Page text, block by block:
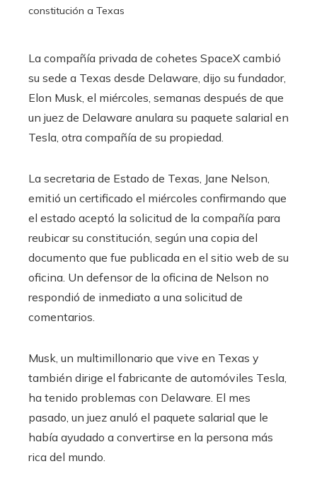
constitución a Texas
La compañía privada de cohetes SpaceX cambió
su sede a Texas desde Delaware, dijo su fundador,
Elon Musk, el miércoles, semanas después de que
un juez de Delaware anulara su paquete salarial en
Tesla, otra compañía de su propiedad.
La secretaria de Estado de Texas, Jane Nelson,
emitió un certificado el miércoles confirmando que
el estado aceptó la solicitud de la compañía para
reubicar su constitución, según una copia del
documento que fue publicada en el sitio web de su
oficina. Un defensor de la oficina de Nelson no
respondió de inmediato a una solicitud de
comentarios.
Musk, un multimillonario que vive en Texas y
también dirige el fabricante de automóviles Tesla,
ha tenido problemas con Delaware. El mes
pasado, un juez anuló el paquete salarial que le
había ayudado a convertirse en la persona más
rica del mundo.